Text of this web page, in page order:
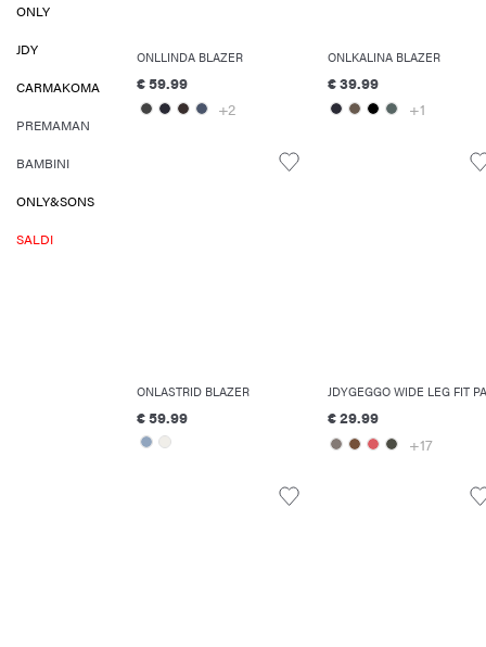
ONLY
JDY
CARMAKOMA
PREMAMAN
BAMBINI
ONLY&SONS
SALDI
ONLLINDA BLAZER
€ 59.99
+2
ONLKALINA BLAZER
€ 39.99
+1
ONLASTRID BLAZER
€ 59.99
€ 29.99
+17